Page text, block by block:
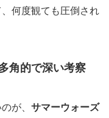
何度観ても圧倒され
角的で深い考察
が、 サマーウォーズ